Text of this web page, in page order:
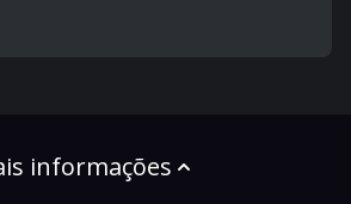
informações